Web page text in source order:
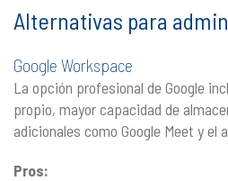
Alternativas para
Google Workspace
La opción profesional de Google
propio, mayor capacidad de
adicionales como Google Meet y el
Pros: